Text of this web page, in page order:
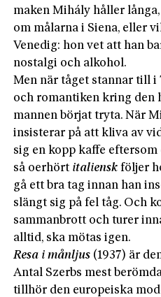
maken Mihály håller
om målarna i Siena, eller
Venedig: hon vet att han
nostalgi och alkohol.
Men när tåget stannar till
och romantiken kring den
mannen börjat tryta. När
insisterar på att kliva av
sig en kopp kaffe
så oerhört italiensk följer
gå ett bra tag innan han
slängt sig på fel tåg. Och
sammanbrott och turer
alltid, ska mötas igen.
Resa i månljus (1937) är
Antal Szerbs mest
tillhör den europeiska